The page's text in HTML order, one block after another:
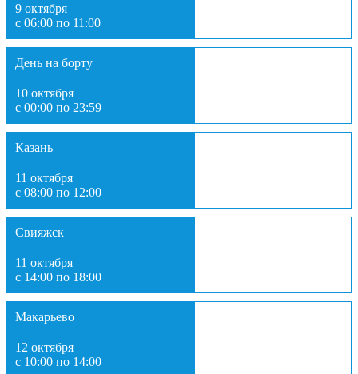
9 октября
с 06:00 по 11:00
День на борту
10 октября
с 00:00 по 23:59
Казань
11 октября
с 08:00 по 12:00
Свияжск
11 октября
с 14:00 по 18:00
Макарьево
12 октября
с 10:00 по 14:00